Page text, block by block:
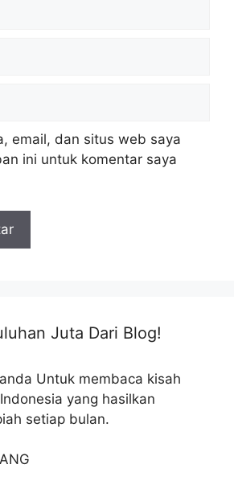
email, dan situs web saya
ini untuk komentar saya
Juta Dari Blog!
Untuk membaca kisah
yang hasilkan
setiap bulan.